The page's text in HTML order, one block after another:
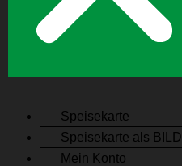
Speisekarte
Speisekarte als BILD
Mein Konto